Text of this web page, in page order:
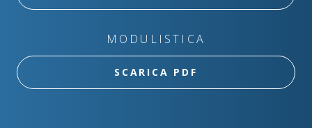
MODULISTICA
SCARICA PDF